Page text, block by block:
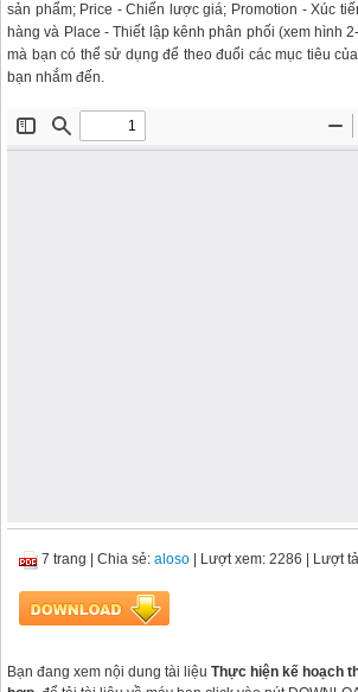
sản phẩm; Price - Chiến lược giá; Promotion - Xúc
hàng và Place - Thiết lập kênh phân phối (xem hình
mà bạn có thể sử dụng để theo đuổi các mục tiêu
bạn nhắm đến.
7 trang Chia sẻ: aloso | Lượt xem: 2286 | Lượt
Bạn đang xem nội dung tài liệu Thực hiện kế hoạch